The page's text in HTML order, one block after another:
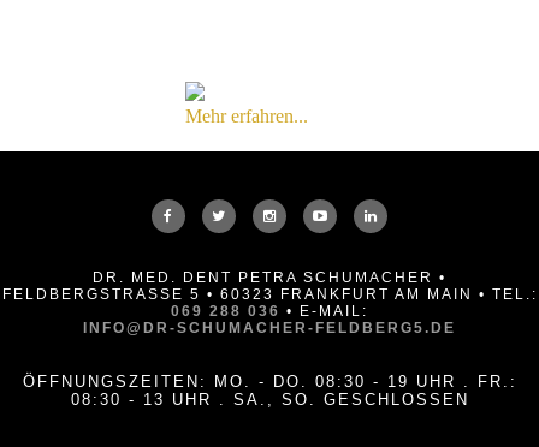
Mehr erfahren...
DR. MED. DENT PETRA SCHUMACHER •
FELDBERGSTRASSE 5 • 60323 FRANKFURT AM MAIN • TEL.:
069 288 036 • E-MAIL:
INFO@DR-SCHUMACHER-FELDBERG5.DE
ÖFFNUNGSZEITEN: MO. - DO. 08:30 - 19 UHR . FR.:
08:30 - 13 UHR . SA., SO. GESCHLOSSEN